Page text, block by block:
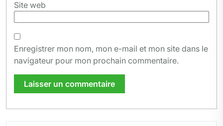
Site web
Enregistrer mon nom, mon e-mail et mon site dans le
navigateur pour mon prochain commentaire.